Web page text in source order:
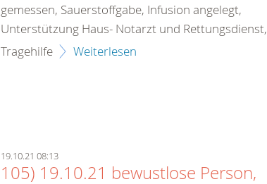
gemessen, Sauerstoffgabe, Infusion angelegt,
Unterstützung Haus- Notarzt und Rettungsdienst,
Tragehilfe
Weiterlesen
19.10.21 08:13
105) 19.10.21 bewustlose Person,